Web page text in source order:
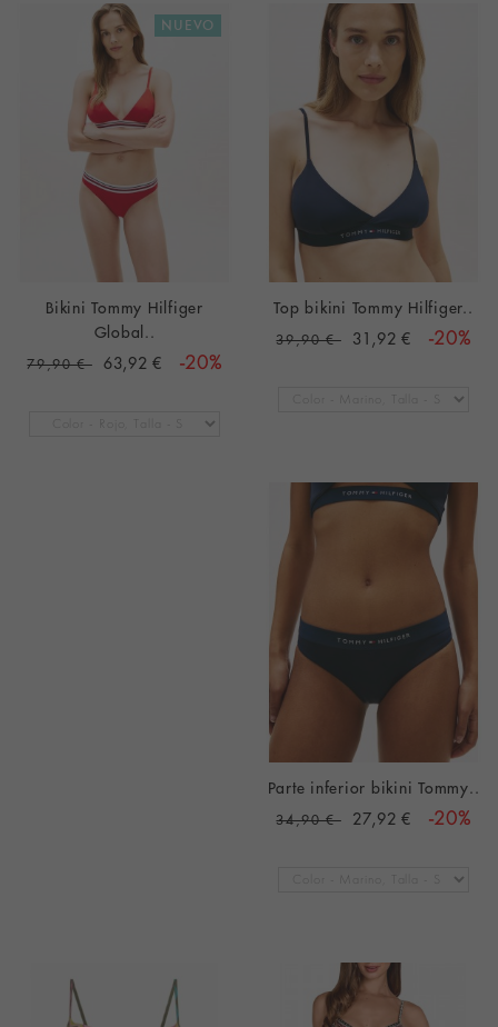
NUEVO
Bikini Tommy Hilfiger
Global..
79,90 € 63,92 € -20%
Top bikini Tommy Hilfiger..
39,90 € 31,92 € -20%
Parte inferior bikini Tommy..
34,90 € 27,92 € -20%